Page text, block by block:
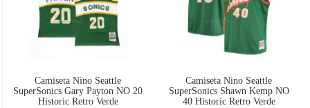
Camiseta Nino Seattle
SuperSonics Gary Payton NO 20
Historic Retro Verde
Camiseta Nino Seattle
SuperSonics Shawn Kemp NO
40 Historic Retro Verde